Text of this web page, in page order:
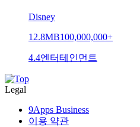
Disney
12.8MB100,000,000+
4.4엔터테인먼트
Legal
9Apps Business
이용 약관